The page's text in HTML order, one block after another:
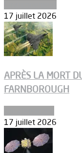
17 juillet 2026
APRÈS LA MORT
FARNBOROUGH
17 juillet 2026